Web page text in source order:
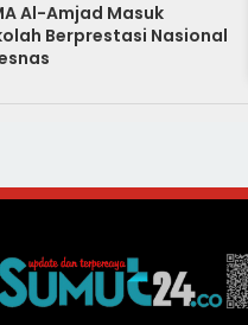
Al-Amjad Masuk
Berprestasi Nasional